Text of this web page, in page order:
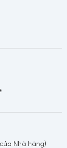
Nhà hàng)